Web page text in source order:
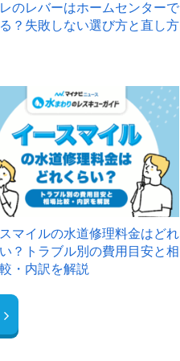
レのレバーはホームセンターで
？失敗しない選び方と直し方
マイルの水道修理料金はどれ
？トラブル別の費用目安と相
・内訳を解説